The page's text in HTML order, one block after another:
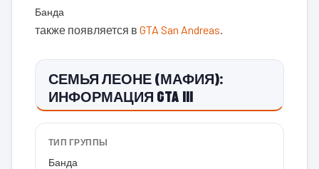
Банда
также появляется в GTA San Andreas.
СЕМЬЯ ЛЕОНЕ (МАФИЯ):
ИНФОРМАЦИЯ GTA III
ТИП ГРУППЫ
Банда